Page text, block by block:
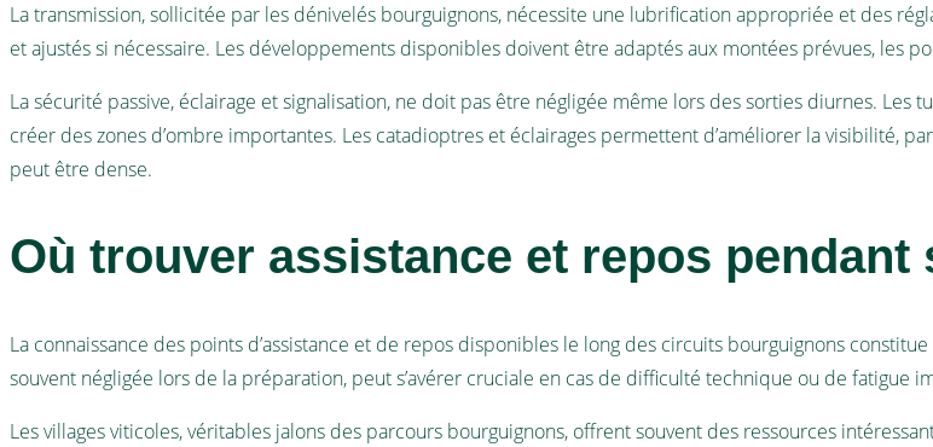
La transmission, sollicitée par les dénivelés bourguignons, nécessite une lubrification appropriée et des
et ajustés si nécessaire. Les développements disponibles doivent être adaptés aux montées prévues, les
La sécurité passive, éclairage et signalisation, ne doit pas être négligée même lors des sorties diurnes.
créer des zones d’ombre importantes. Les catadioptres et éclairages permettent d’améliorer la visibilité,
peut être dense.
Où trouver assistance et repos pendant
La connaissance des points d’assistance et de repos disponibles le long des circuits bourguignons
souvent négligée lors de la préparation, peut s’avérer cruciale en cas de difficulté technique ou de fatigue
Les villages viticoles, véritables jalons des parcours bourguignons, offrent souvent des ressources